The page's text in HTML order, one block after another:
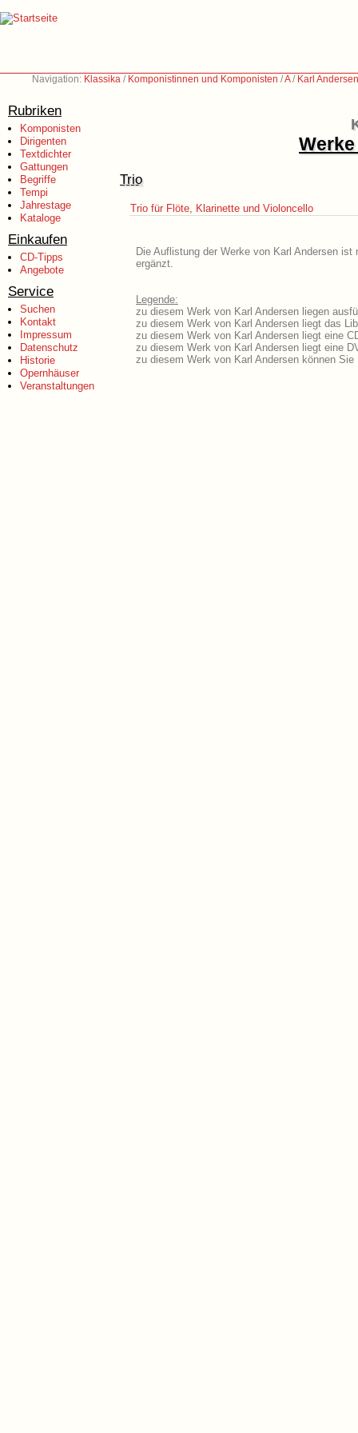
Navigation: Klassika / Komponistinnen und Komponisten /A/ Karl
Rubriken
Komponisten
Dirigenten
Textdichter
Gattungen
Begriffe
Tempi
Jahrestage
Kataloge
Einkaufen
CD-Tipps
Angebote
Service
Suchen
Kontakt
Impressum
Datenschutz
Historie
Opernhäuser
Veranstaltungen
Trio
Trio für Flöte, Klarinette und Violoncello
Die Auflistung der Werke von Karl Andersen
ergänzt.
Legende:
zu diesem Werk von Karl Andersen liegen
zu diesem Werk von Karl Andersen liegt das
zu diesem Werk von Karl Andersen liegt eine
zu diesem Werk von Karl Andersen liegt eine
zu diesem Werk von Karl Andersen können Sie